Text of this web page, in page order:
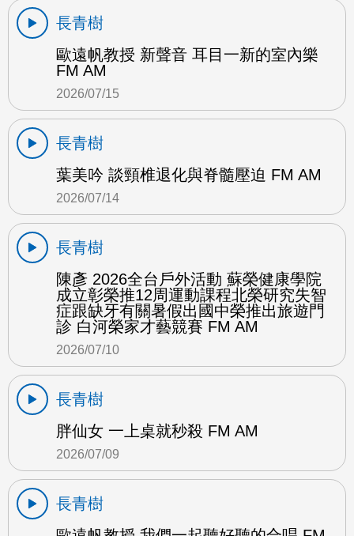
長青樹
歐遠帆教授 新聲音 耳目一新的室內樂
FM AM
2026/07/15
長青樹
葉美吟 談頸椎退化與脊髓壓迫 FM AM
2026/07/14
長青樹
陳彥 2026全台戶外活動 蘇榮健康學院
成立彰榮推12周運動課程北榮研究失智
症跟缺牙有關暑假出國中榮推出旅遊門
診 白河榮家才藝競賽 FM AM
2026/07/10
長青樹
胖仙女 一上桌就秒殺 FM AM
2026/07/09
長青樹